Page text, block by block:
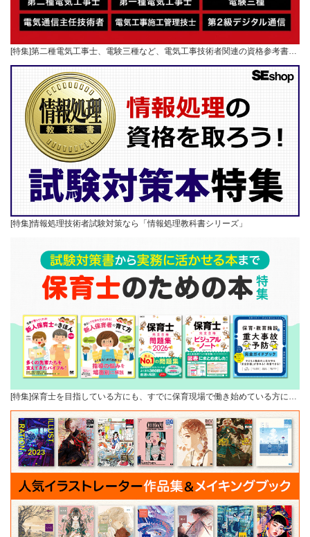
[特集]第二種電気工事士、電験三種など、電気工事技術者関連の資格参考書…
[特集]情報処理技術者試験対策なら「情報処理教科書シリーズ」
[特集]保育士を目指している方にも、すでに保育現場で働き始めている方に…